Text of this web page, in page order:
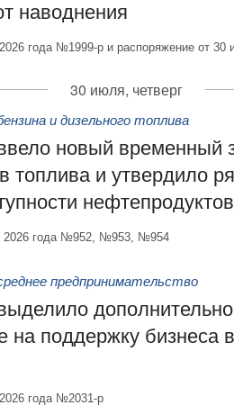
наводнения
года №1999-р и распоряжение от
30 июля, четверг
и дизельного топлива
новый временный
топлива и утвердило
нефтепродуктов
2026 года №952, №953, №954
предпринимательство
на поддержку бизнеса
года №2031-р